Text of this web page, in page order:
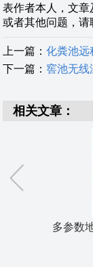
表作者本人，文
或者其他问题，请
上一篇：化粪池远
下一篇： 窖池无线
相关文章：
多参数